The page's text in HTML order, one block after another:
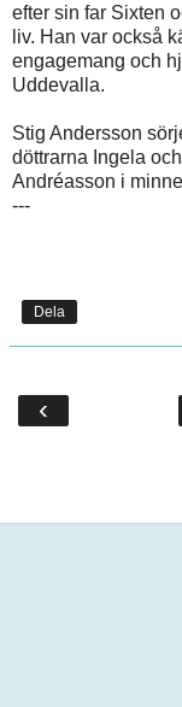
efter sin far Sixten
liv. Han var också
engagemang och
Uddevalla.
Stig Andersson
döttrarna Ingela
Andréasson i
---
Dela
‹